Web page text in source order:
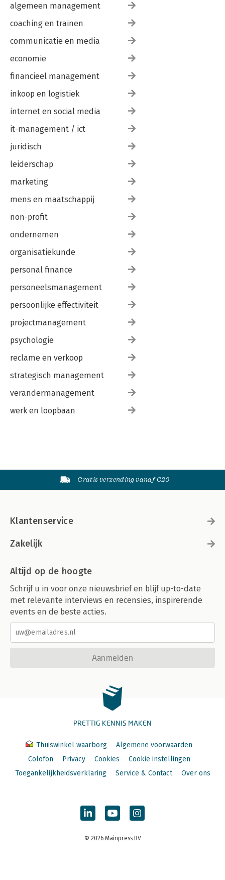
algemeen management
coaching en trainen
communicatie en media
economie
financieel management
inkoop en logistiek
internet en social media
it-management / ict
juridisch
leiderschap
marketing
mens en maatschappij
non-profit
ondernemen
organisatiekunde
personal finance
personeelsmanagement
persoonlijke effectiviteit
projectmanagement
psychologie
reclame en verkoop
strategisch management
verandermanagement
werk en loopbaan
Gratis verzending vanaf €20
Klantenservice
Zakelijk
Altijd op de hoogte
Schrijf u in voor onze nieuwsbrief en blijf up-to-date
met relevante interviews en recensies, inspirerende
events en de beste acties.
Aanmelden
PRETTIG KENNIS MAKEN
Thuiswinkel waarborg
Algemene voorwaarden
Colofon
Privacy Cookies
Cookie instellingen
Toegankelijkheidsverklaring
Service & Contact Over ons
© 2026 Mainpress BV